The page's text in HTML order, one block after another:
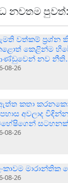
නවතම පුවත්:
වත්කම් ප්‍රශ්න
කෙළින්ම
නව
08-26
කතා
අවලාද
08-26
08-26